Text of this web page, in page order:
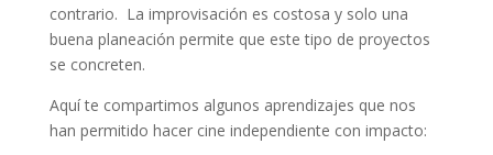
contrario. La improvisación es costosa y solo una
buena planeación permite que este tipo de proyectos
se concreten.
Aquí te compartimos algunos aprendizajes que nos
han permitido hacer cine independiente con impacto: